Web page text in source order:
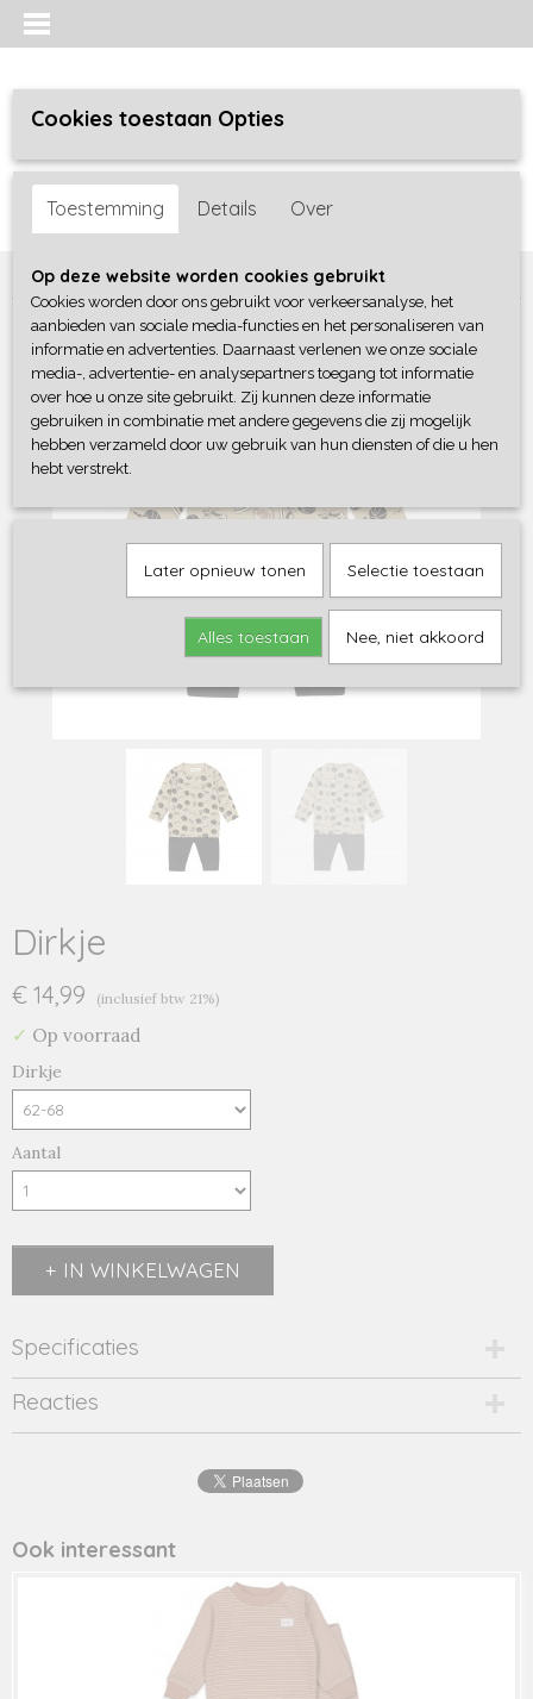
Inloggen Registreren
Home >Jongens baby>Pyjama>Dirkje
Dirkje
€ 14,99 (inclusief btw 21%)
✓ Op voorraad
Dirkje
Aantal
IN WINKELWAGEN
Specificaties
Productcode
Q52696-21471
Reacties
Ook interessant
Cookies toestaan Opties
Toestemming Details Over
Op deze website worden cookies gebruikt
Cookies worden door ons gebruikt voor verkeersanalyse, het
aanbieden van sociale media-functies en het personaliseren van
informatie en advertenties. Daarnaast verlenen we onze sociale
media-, advertentie- en analysepartners toegang tot informatie
over hoe u onze site gebruikt. Zij kunnen deze informatie
gebruiken in combinatie met andere gegevens die zij mogelijk
hebben verzameld door uw gebruik van hun diensten of die u hen
hebt verstrekt.
Later opnieuw tonen Selectie toestaan
Alles toestaan Nee, niet akkoord